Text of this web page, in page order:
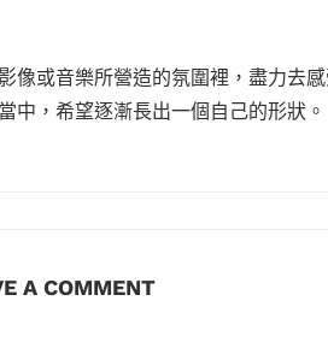
像或音樂所營造的氛圍裡，盡力去
中，希望逐漸長出一個自己的形狀。
A COMMENT